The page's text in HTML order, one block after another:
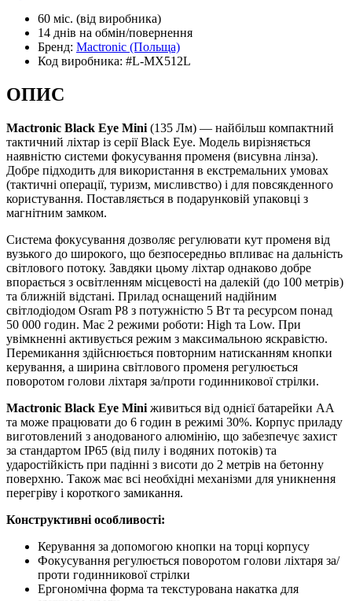
60 міс. (від виробника)
14 днів на обмін/повернення
Бренд: Mactronic (Польща)
Код виробника: #L-MX512L
ОПИС
Mactronic Black Eye Mini (135 Лм) — найбільш компактний
тактичний ліхтар із серії Black Eye. Модель вирізняється
наявністю системи фокусування променя (висувна лінза).
Добре підходить для використання в екстремальних умовах
(тактичні операції, туризм, мисливство) і для повсякденного
користування. Поставляється в подарунковій упаковці з
магнітним замком.
Система фокусування дозволяє регулювати кут променя від
вузького до широкого, що безпосередньо впливає на дальність
світлового потоку. Завдяки цьому ліхтар однаково добре
впорається з освітленням місцевості на далекій (до 100 метрів)
та ближній відстані. Прилад оснащений надійним
світлодіодом Osram P8 з потужністю 5 Вт та ресурсом понад
50 000 годин. Має 2 режими роботи: High та Low. При
увімкненні активується режим з максимальною яскравістю.
Перемикання здійснюється повторним натисканням кнопки
керування, а ширина світлового променя регулюється
поворотом голови ліхтаря за/проти годинникової стрілки.
Mactronic Black Eye Mini живиться від однієї батарейки АА
та може працювати до 6 годин в режимі 30%. Корпус приладу
виготовлений з анодованого алюмінію, що забезпечує захист
за стандартом IP65 (від пилу і водяних потоків) та
ударостійкість при падінні з висоти до 2 метрів на бетонну
поверхню. Також має всі необхідні механізми для уникнення
перегріву і короткого замикання.
Конструктивні особливості:
Керування за допомогою кнопки на торці корпусу
Фокусування регулюється поворотом голови ліхтаря за/
проти годинникової стрілки
Ергономічна форма та текстурована накатка для